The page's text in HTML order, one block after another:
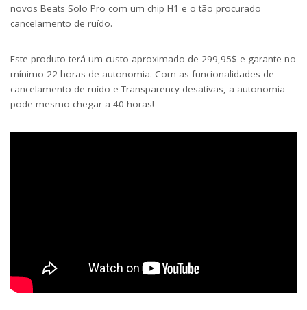
novos Beats Solo Pro com um chip H1 e o tão procurado
cancelamento de ruído.
Este produto terá um custo aproximado de 299,95$ e garante no
mínimo 22 horas de autonomia. Com as funcionalidades de
cancelamento de ruído e Transparency desativas, a autonomia
pode mesmo chegar a 40 horas!